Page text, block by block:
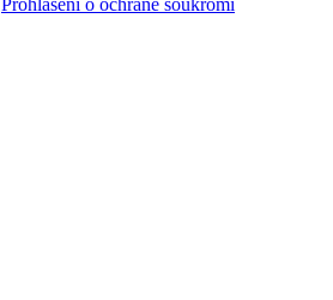
Prohlášení o ochraně soukromí